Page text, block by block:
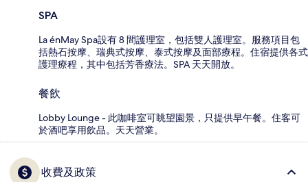
SPA
La énMay Spa設有 8 間護理室，包括雙人護理室。服務項目包
括熱石按摩、瑞典式按摩、泰式按摩及面部療程。住宿提供各式
護理療程，其中包括芳香療法。SPA 天天開放。
餐飲
Lobby Lounge - 此咖啡室可眺望園景，只提供早午餐。住客可
於酒吧享用飲品。天天營業。
收費及政策